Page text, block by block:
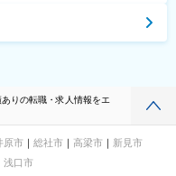
りの転職・求人情報をエ
原市 総社市 高梁市
新見市
浅口市